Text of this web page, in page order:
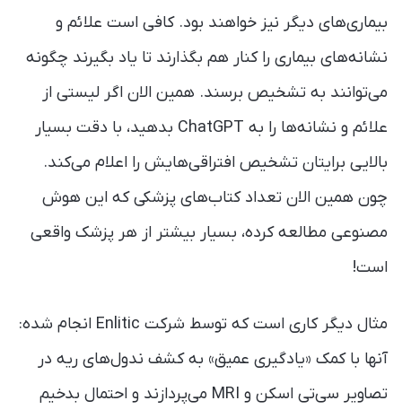
بیماری‌های دیگر نیز خواهند بود. کافی است علائم و
نشانه‌های بیماری را کنار هم بگذارند تا یاد بگیرند چگونه
می‌توانند به تشخیص برسند. همین الان اگر لیستی از
علائم و نشانه‌ها را به ChatGPT بدهید، با دقت بسیار
بالایی برایتان تشخیص افتراقی‌هایش را اعلام می‌کند.
چون همین الان تعداد کتاب‌های پزشکی که این هوش
مصنوعی مطالعه کرده، بسیار بیشتر از هر پزشک واقعی
است!
مثال دیگر کاری است که توسط شرکت Enlitic انجام شده:
آنها با کمک «یادگیری عمیق» به کشف ندول‌های ریه در
تصاویر سی‌تی اسکن و MRI می‌پردازند و احتمال بدخیم